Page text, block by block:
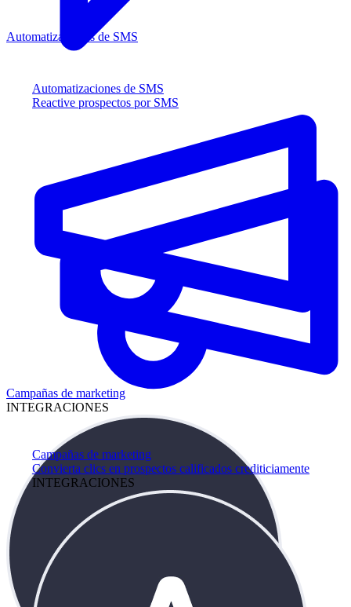
Automatizaciones de SMS
Reactive prospectos por SMS
Campañas de marketing
Convierta clics en prospectos calificados crediticiamente
INTEGRACIONES
Automatizaciones de SMS
Campañas de marketing
INTEGRACIONES